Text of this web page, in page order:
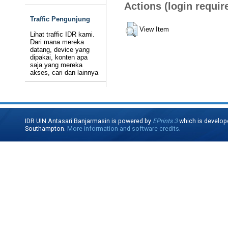
Traffic Pengunjung
Lihat traffic IDR kami.
Dari mana mereka
datang, device yang
dipakai, konten apa
saja yang mereka
akses, cari dan lainnya
Actions (login
View Item
IDR UIN Antasari Banjarmasin is powered by EPrints 3which is
Southampton. More information and software credits.